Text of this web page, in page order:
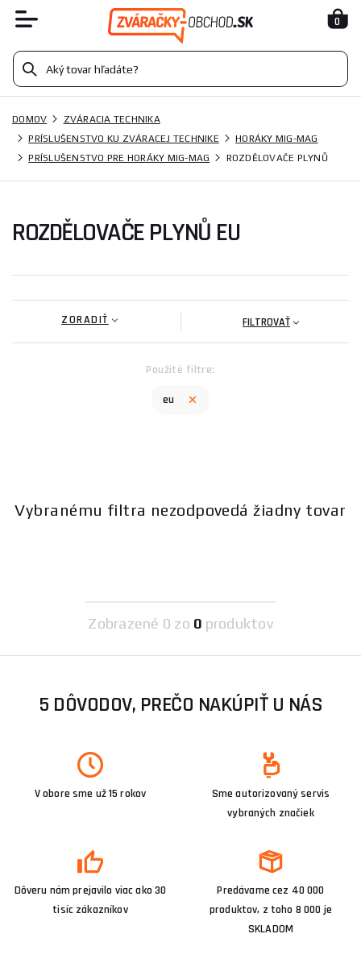
0
DOMOV
ZVÁRACIA TECHNIKA
PRÍSLUŠENSTVO KU ZVÁRACEJ TECHNIKE
HORÁKY MIG-MAG
PRÍSLUŠENSTVO PRE HORÁKY MIG-MAG
ROZDĚLOVAČE PLYNŮ
ROZDĚLOVAČE PLYNŮ EU
ZORADIŤ FILTROVAŤ
Použité filtre:
eu
Vybranému filtra nezodpovedá žiadny tovar
Zobrazené 0 zo 0 produktov
5 DÔVODOV, PREČO NAKÚPIŤ U NÁS
V obore sme už 15 rokov
Sme autorizovaný servis
vybraných značiek
Dôveru nám prejavilo viac ako 30
tisíc zákazníkov
Predávame cez 40 000
produktov, z toho 8 000 je
SKLADOM